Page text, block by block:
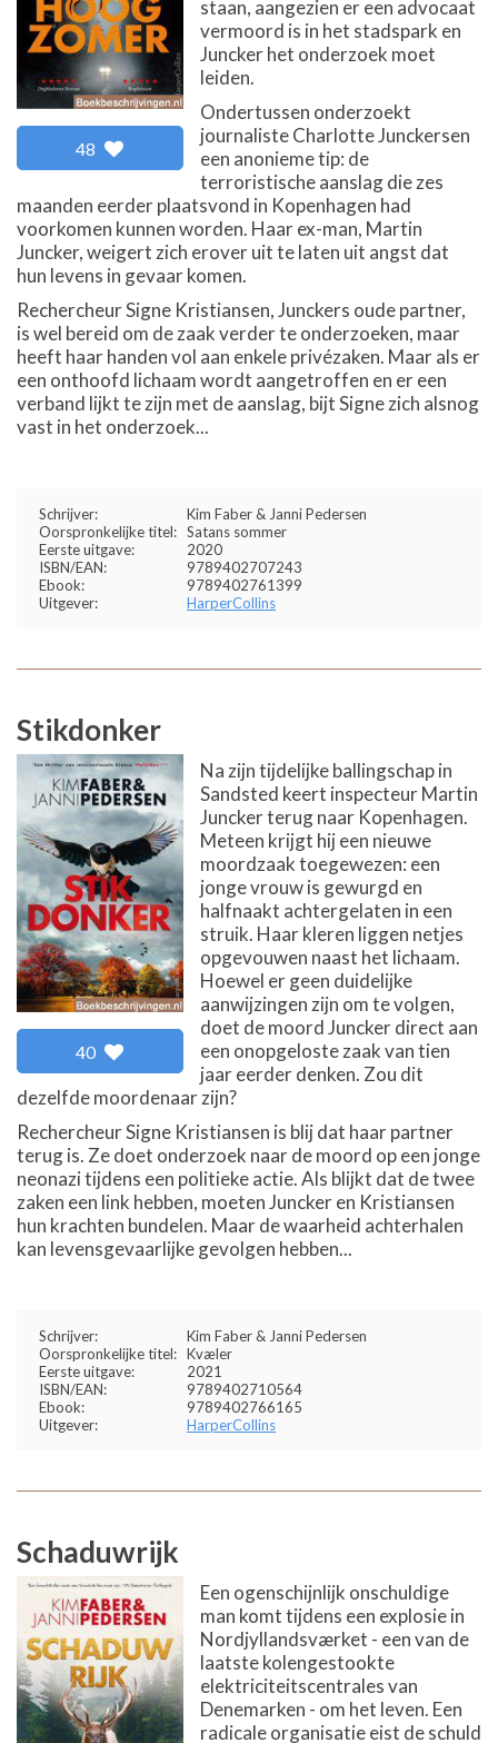
48
staan, aangezien er een advocaat
vermoord is in het stadspark en
Juncker het onderzoek moet
leiden.
Ondertussen onderzoekt
journaliste Charlotte Junckersen
een anonieme tip: de
terroristische aanslag die zes
maanden eerder plaatsvond in Kopenhagen had
voorkomen kunnen worden. Haar ex-man, Martin
Juncker, weigert zich erover uit te laten uit angst dat
hun levens in gevaar komen.
Rechercheur Signe Kristiansen, Junckers oude partner,
is wel bereid om de zaak verder te onderzoeken, maar
heeft haar handen vol aan enkele privézaken. Maar als er
een onthoofd lichaam wordt aangetroffen en er een
verband lijkt te zijn met de aanslag, bijt Signe zich alsnog
vast in het onderzoek...
Schrijver:
Kim Faber & Janni Pedersen
Oorspronkelijke titel: Satans sommer
Eerste uitgave:
2020
ISBN/EAN:
9789402707243
Ebook:
9789402761399
Uitgever:
HarperCollins
Stikdonker
40
Na zijn tijdelijke ballingschap in
Sandsted keert inspecteur Martin
Juncker terug naar Kopenhagen.
Meteen krijgt hij een nieuwe
moordzaak toegewezen: een
jonge vrouw is gewurgd en
halfnaakt achtergelaten in een
struik. Haar kleren liggen netjes
opgevouwen naast het lichaam.
Hoewel er geen duidelijke
aanwijzingen zijn om te volgen,
doet de moord Juncker direct aan
een onopgeloste zaak van tien
jaar eerder denken. Zou dit
dezelfde moordenaar zijn?
Rechercheur Signe Kristiansen is blij dat haar partner
terug is. Ze doet onderzoek naar de moord op een jonge
neonazi tijdens een politieke actie. Als blijkt dat de twee
zaken een link hebben, moeten Juncker en Kristiansen
hun krachten bundelen. Maar de waarheid achterhalen
kan levensgevaarlijke gevolgen hebben...
Schrijver:
Kim Faber & Janni Pedersen
Oorspronkelijke titel: Kvæler
Eerste uitgave:
2021
ISBN/EAN:
9789402710564
Ebook:
9789402766165
Uitgever:
HarperCollins
Schaduwrijk
Een ogenschijnlijk onschuldige
man komt tijdens een explosie in
Nordjyllandsværket - een van de
laatste kolengestookte
elektriciteitscentrales van
Denemarken - om het leven. Een
radicale organisatie eist de schuld